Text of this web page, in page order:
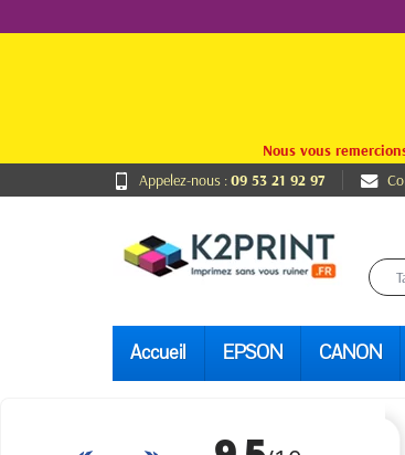
Nous vous
Appelez-nous :09 53 21 92 97
Accueil EPSON CANON